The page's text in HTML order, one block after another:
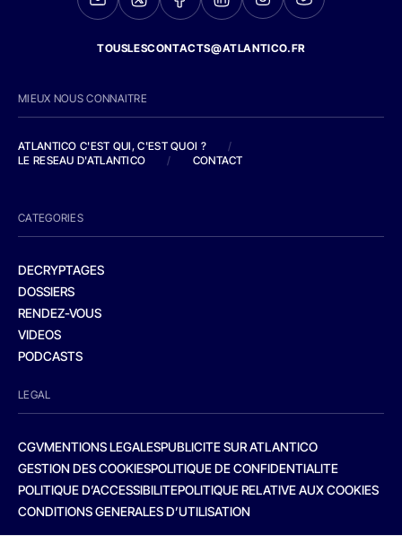
TOUSLESCONTACTS@ATLANTICO.FR
MIEUX NOUS CONNAITRE
ATLANTICO C'EST QUI, C'EST QUOI ?
/
LE RESEAU D'ATLANTICO
/ CONTACT
CATEGORIES
DECRYPTAGES
DOSSIERS
RENDEZ-VOUS
VIDEOS
PODCASTS
LEGAL
CGVMENTIONS LEGALESPUBLICITE SUR ATLANTICO
GESTION DES COOKIESPOLITIQUE DE CONFIDENTIALITE
POLITIQUE D’ACCESSIBILITEPOLITIQUE RELATIVE AUX COOKIES
CONDITIONS GENERALES D’UTILISATION